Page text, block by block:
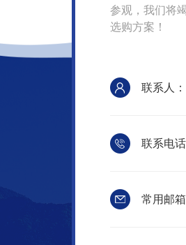
参观，我们将
选购方案！
联系人
联系电
常用邮